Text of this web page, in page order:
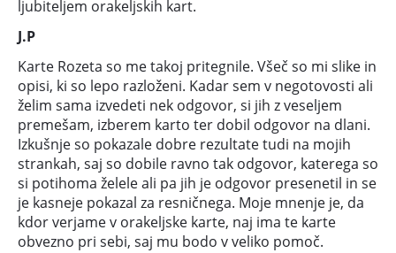
ljubiteljem orakeljskih kart.
J.P
Karte Rozeta so me takoj pritegnile. Všeč so mi slike in
opisi, ki so lepo razloženi. Kadar sem v negotovosti ali
želim sama izvedeti nek odgovor, si jih z veseljem
premešam, izberem karto ter dobil odgovor na dlani.
Izkušnje so pokazale dobre rezultate tudi na mojih
strankah, saj so dobile ravno tak odgovor, katerega so
si potihoma želele ali pa jih je odgovor presenetil in se
je kasneje pokazal za resničnega. Moje mnenje je, da
kdor verjame v orakeljske karte, naj ima te karte
obvezno pri sebi, saj mu bodo v veliko pomoč.